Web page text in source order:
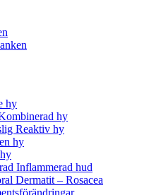
hy
hy
Reaktiv hy
hy
Inflammerad hud
Dermatit – Rosacea